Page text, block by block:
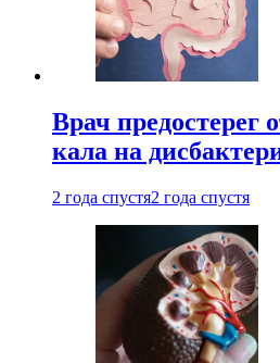
Врач предостерег
кала на
2 года спустя2 года спустя